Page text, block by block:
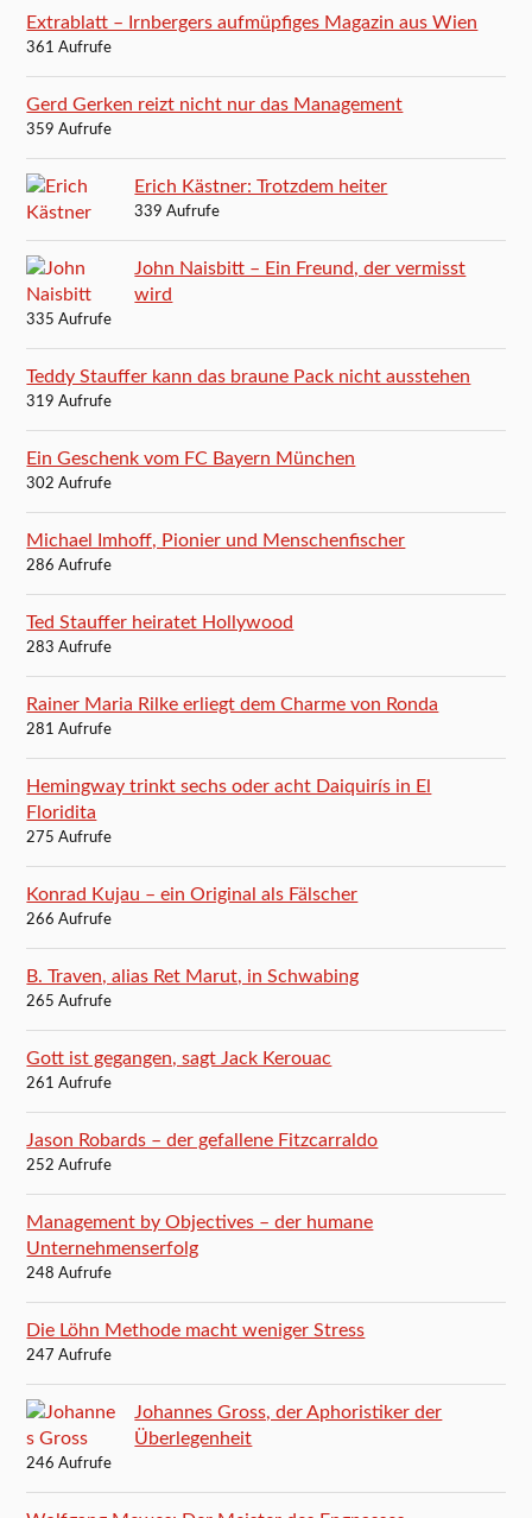
Extrablatt – Irnbergers aufmüpfiges Magazin aus Wien
361 Aufrufe
Gerd Gerken reizt nicht nur das Management
359 Aufrufe
Erich Kästner: Trotzdem heiter
339 Aufrufe
John Naisbitt – Ein Freund, der vermisst
wird
335 Aufrufe
Teddy Stauffer kann das braune Pack nicht ausstehen
319 Aufrufe
Ein Geschenk vom FC Bayern München
302 Aufrufe
Michael Imhoff, Pionier und Menschenfischer
286 Aufrufe
Ted Stauffer heiratet Hollywood
283 Aufrufe
Rainer Maria Rilke erliegt dem Charme von Ronda
281 Aufrufe
Hemingway trinkt sechs oder acht Daiquirís in El
Floridita
275 Aufrufe
Konrad Kujau – ein Original als Fälscher
266 Aufrufe
B. Traven, alias Ret Marut, in Schwabing
265 Aufrufe
Gott ist gegangen, sagt Jack Kerouac
261 Aufrufe
Jason Robards – der gefallene Fitzcarraldo
252 Aufrufe
Management by Objectives – der humane
Unternehmenserfolg
248 Aufrufe
Die Löhn Methode macht weniger Stress
247 Aufrufe
Johannes Gross, der Aphoristiker der
Überlegenheit
246 Aufrufe